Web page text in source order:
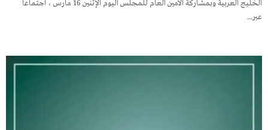
الخليج العربية وبمشاركة الأمين العام للمجلس اليوم الإثنين 16 مارس ، اجتماعا
عبر...